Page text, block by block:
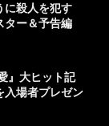
殺人を犯す
ター＆予告編
』大ヒット記
入場者プレゼン